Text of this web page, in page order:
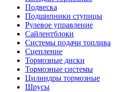
Подвеска
Подшипники ступицы
Рулевое управление
Сайлентблоки
Системы подачи топлива
Сцепление
Тормозные диски
Тормозные системы
Цилиндры тормозные
Шрусы